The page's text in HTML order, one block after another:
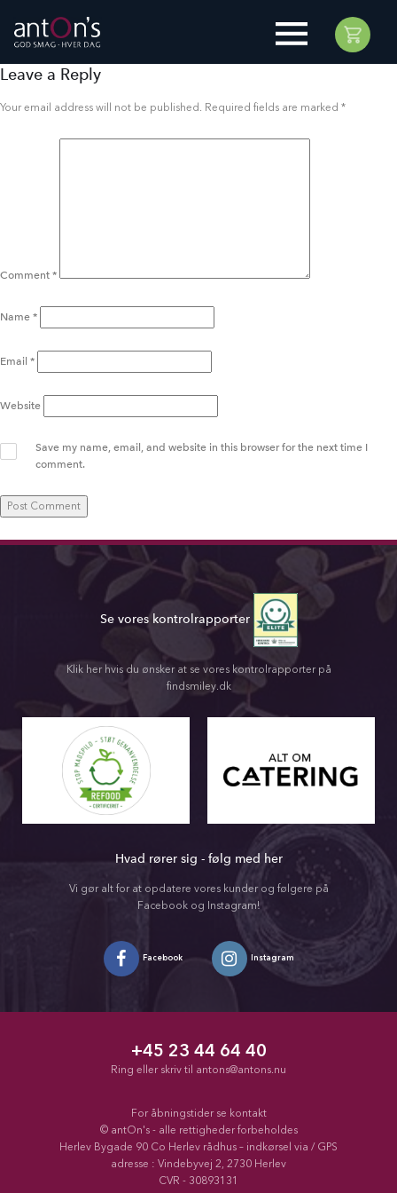
Leave a Reply
Your email address will not be published. Required fields are marked *
Comment *
Name *
Email *
Website
Save my name, email, and website in this browser for the next time I
comment.
Se vores kontrolrapporter
Klik her hvis du ønsker at se vores kontrolrapporter på
findsmiley.dk
Hvad rører sig - følg med her
Vi gør alt for at opdatere vores kunder og følgere på
Facebook og Instagram!
Facebook Instagram
+45 23 44 64 40
Ring eller skriv til antons@antons.nu
For åbningstider se kontakt
© antOn's - alle rettigheder forbeholdes
Herlev Bygade 90 Co Herlev rådhus – indkørsel via / GPS
adresse : Vindebyvej 2, 2730 Herlev
CVR - 30893131